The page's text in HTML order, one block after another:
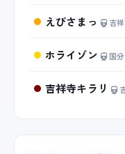
えびさまっ 吉
ホライゾン 国
吉祥寺キラリ